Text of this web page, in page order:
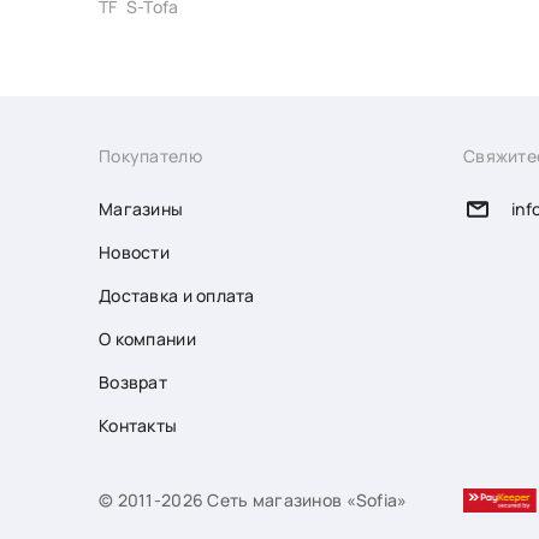
TF`S-Tofa
Покупателю
Магазины
Новости
Доставка и оплата
О компании
Возврат
Контакты
© 2011-2026 Сеть магазинов «Sofia»